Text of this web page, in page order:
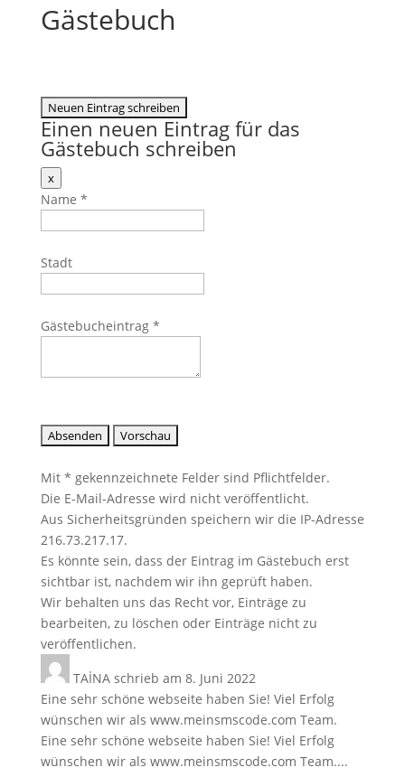
Gästebuch
Einen neuen Eintrag für das
Gästebuch schreiben
xDieses
Formular
ausblenden
Name *
Stadt
Gästebucheintrag *
Mit * gekennzeichnete Felder sind Pflichtfelder.
Die E-Mail-Adresse wird nicht veröffentlicht.
Aus Sicherheitsgründen speichern wir die IP-Adresse
216.73.217.17.
Es könnte sein, dass der Eintrag im Gästebuch erst
sichtbar ist, nachdem wir ihn geprüft haben.
Wir behalten uns das Recht vor, Einträge zu
bearbeiten, zu löschen oder Einträge nicht zu
veröffentlichen.
TAİNA schrieb am 8. Juni 2022
Eine sehr schöne webseite haben Sie! Viel Erfolg
wünschen wir als www.meinsmscode.com Team.
Eine sehr schöne webseite haben Sie! Viel Erfolg
wünschen wir als www.meinsmscode.com Team....